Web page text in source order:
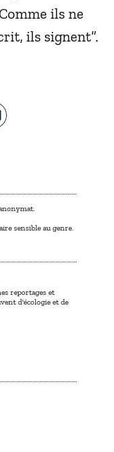
ils ne
ils signent”.
sensible au genre.
reportages et
d'écologie et de